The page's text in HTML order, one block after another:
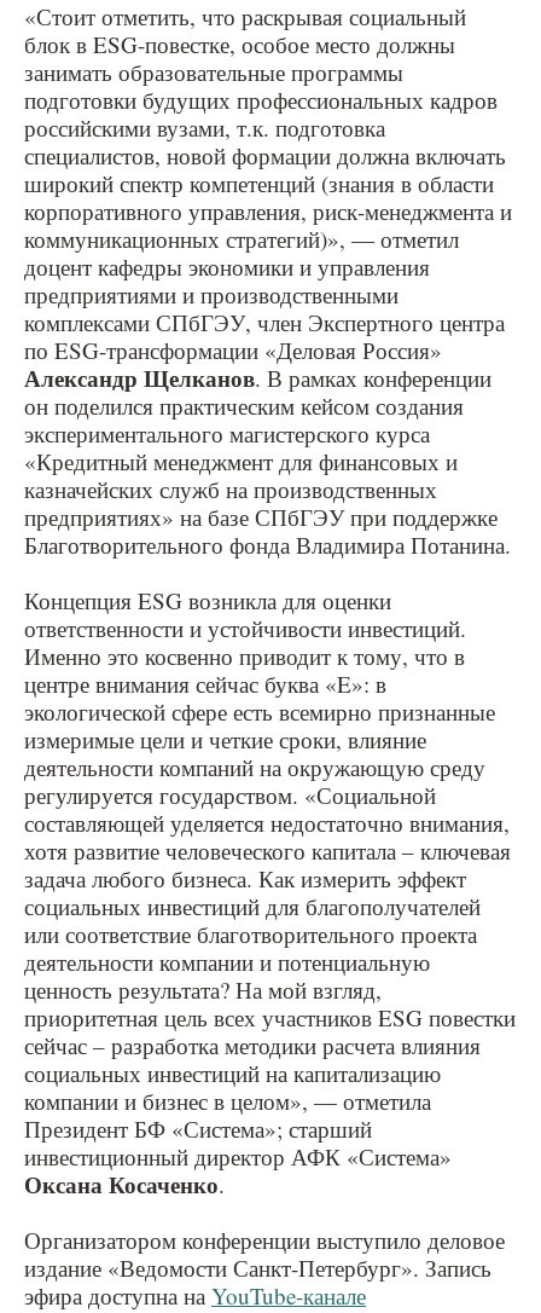
«Стоит отметить, что раскрывая социальный
блок в ESG-повестке, особое место должны
занимать образовательные программы
подготовки будущих профессиональных кадров
российскими вузами, т.к. подготовка
специалистов, новой формации должна включать
широкий спектр компетенций (знания в области
корпоративного управления, риск-менеджмента и
коммуникационных стратегий)», — отметил
доцент кафедры экономики и управления
предприятиями и производственными
комплексами СПбГЭУ, член Экспертного центра
по ESG-трансформации «Деловая Россия»
Александр Щелканов. В рамках конференции
он поделился практическим кейсом создания
экспериментального магистерского курса
«Кредитный менеджмент для финансовых и
казначейских служб на производственных
предприятиях» на базе СПбГЭУ при поддержке
Благотворительного фонда Владимира Потанина.
Концепция ESG возникла для оценки
ответственности и устойчивости инвестиций.
Именно это косвенно приводит к тому, что в
центре внимания сейчас буква «E»: в
экологической сфере есть всемирно признанные
измеримые цели и четкие сроки, влияние
деятельности компаний на окружающую среду
регулируется государством. «Социальной
составляющей уделяется недостаточно внимания,
хотя развитие человеческого капитала – ключевая
задача любого бизнеса. Как измерить эффект
социальных инвестиций для благополучателей
или соответствие благотворительного проекта
деятельности компании и потенциальную
ценность результата? На мой взгляд,
приоритетная цель всех участников ESG повестки
сейчас – разработка методики расчета влияния
социальных инвестиций на капитализацию
компании и бизнес в целом», — отметила
Президент БФ «Система»; старший
инвестиционный директор АФК «Система»
Оксана Косаченко.
Организатором конференции выступило деловое
издание «Ведомости Санкт-Петербург». Запись
эфира доступна на YouTube-канале